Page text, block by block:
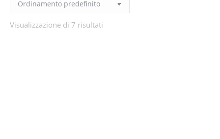
Visualizzazione di 7 risultati